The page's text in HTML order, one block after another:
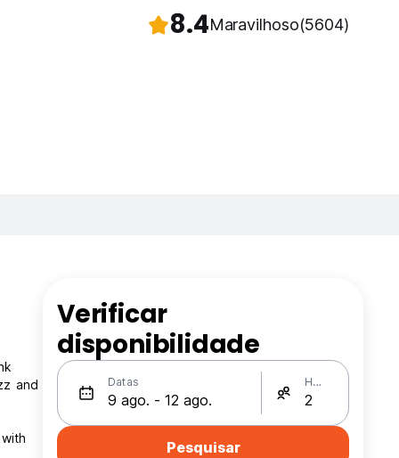
8.4Maravilhoso(5604)
and
Verificar
disponibilidade
Datas Hóspedes
Pesquisar